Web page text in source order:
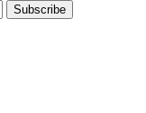
Subscribe